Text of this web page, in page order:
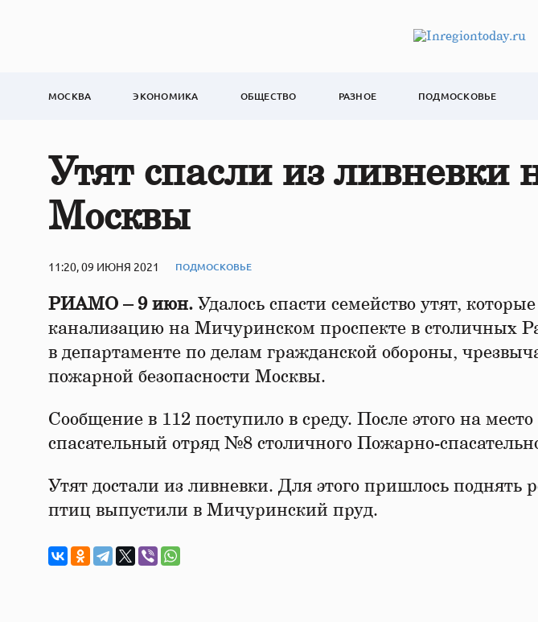
МОСКВА ЭКОНОМИКА ОБЩЕСТВО РАЗНОЕ ПОДМОСКОВЬЕ
Утят спасли из ливневки
Москвы
11:20, 09 ИЮНЯ 2021 ПОДМОСКОВЬЕ
РИАМО – 9 июн. Удалось спасти семейство утят,
канализацию на Мичуринском проспекте в столичных
в департаменте по делам гражданской обороны,
пожарной безопасности Москвы.
Сообщение в 112 поступило в среду. После этого на
спасательный отряд №8 столичного Пожарно-
Утят достали из ливневки. Для этого пришлось поднять
птиц выпустили в Мичуринский пруд.